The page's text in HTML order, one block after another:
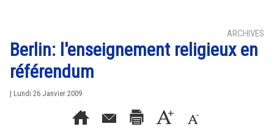
ARCHIVES
Berlin: l'enseignement religieux en
référendum
| Lundi 26 Janvier 2009